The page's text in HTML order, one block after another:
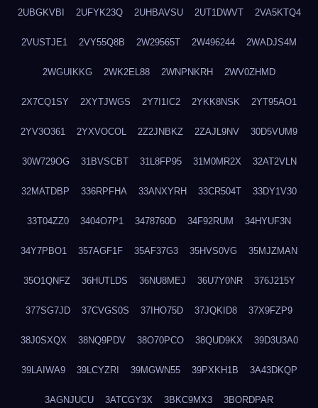
2UBGKVBI 2UFYK23Q 2UHBAVSU 2UT1DWVT 2VA5KTQ4
2VUSTJE1 2VY55Q8B 2W29565T 2W496244 2WADJS4M
2WGUIKKG 2WK2EL88 2WNPNKRH 2WV0ZHMD
2X7CQ1SY 2XYTJWGS 2Y7I1IC2 2YKK8NSK 2YT95AO1
2YV3O361 2YXVOCOL 2Z2JNBKZ 2ZAJL9NV 30D5VUM9
30W729OG 31BVSCBT 31L8FP95 31M0MR2X 32AT2VLN
32MATDBP 336RPFHA 33ANXYRH 33CR504T 33DY1V30
33T04ZZ0 3404O7P1 3478760D 34F92RUM 34HYUF3N
34Y7PBO1 357AGF1F 35AF37G3 35HVS0VG 35MJZMAN
35O1QNFZ 36HUTLDS 36NU8MEJ 36U7Y0NR 376J215Y
377SG7JD 37CVGS0S 37IHO75D 37JQKID8 37X9FZP9
38J0SXQX 38NQ9PDV 38O70PCO 38QUD9KX 39D3U3A0
39LAIWA9 39LCYZRI 39MGWN55 39PXKH1B 3A43DKQP
3AGNJUCU 3ATCGY3X 3BKC9MX3 3BORDPAR